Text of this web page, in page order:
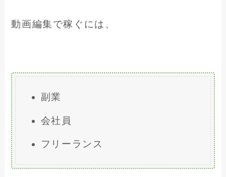
動画編集で稼ぐには、
副業
会社員
フリーランス